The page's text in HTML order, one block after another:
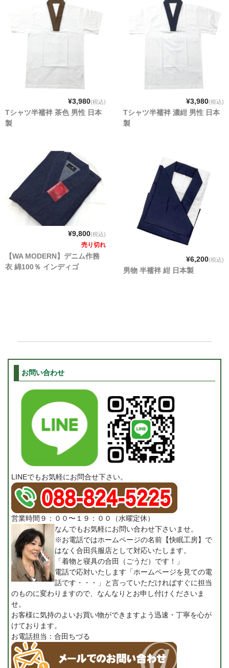
¥3,980(税込)
Tシャツ半襦袢 茶色 男性 日本
製
¥3,980(税込)
Tシャツ半襦袢 濃紺 男性 日本
製
¥9,800(税込)
売り切れ
【WA MODERN】デニム作務
衣 綿100％ インディゴ
¥6,200(税込)
男物 半襦袢 紺 日本製
お問い合わせ
LINEでもお気軽にお問合せ下さい。
営業時間９：００〜１９：００（水曜定休）
なんでもお気軽にお問い合わせ下さいませ。
※お電話ではホームページの名前【快眠工房】で
はなく合田呉服店として対応いたします。
「着物と寝具の合田（ごうだ）です！」
電話で応対いたします「ホームページを見ての電
話です・・・」と言っていただければすぐに担当
のものに変わりますので、なんなりとお申し付けくださいま
せ。
お客様に気持のよいお買い物ができますよう迅速・丁寧を心が
けております。
お電話担当：合田ちづる